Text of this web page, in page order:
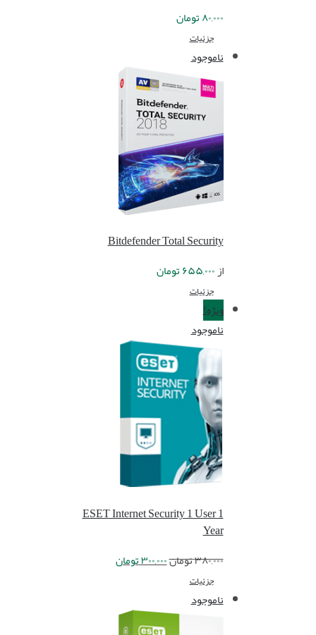
۸۰,۰۰۰تومان
جزئیات
ناموجود
Bitdefender Total Security
از۶۵۵,۰۰۰تومان
جزئیات
ویژه!
ناموجود
ESET Internet Security 1 User 1
Year
۳۸۰,۰۰۰تومان۳۰۰,۰۰۰تومان
جزئیات
ناموجود